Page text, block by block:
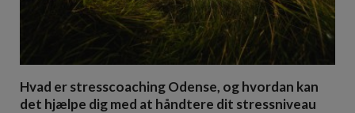
Hvad er stresscoaching Odense, og hvordan kan
det hjælpe dig med at håndtere dit stressniveau